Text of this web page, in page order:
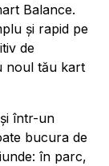
Balance.
și rapid pe
de
noul tău kart
într-un
bucura de
în parc,